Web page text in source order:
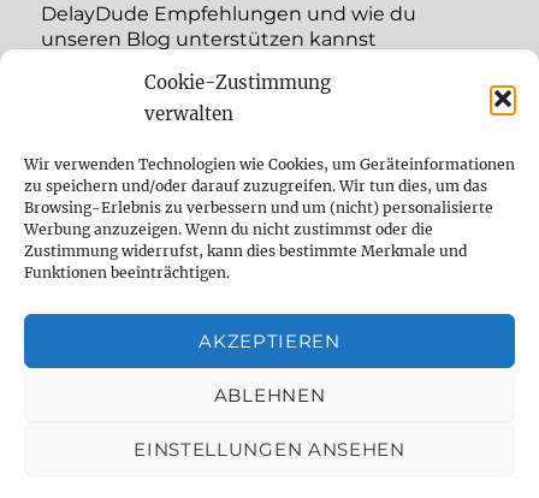
Cookie-Zustimmung
verwalten
Wir verwenden Technologien wie Cookies, um Geräteinformationen
zu speichern und/oder darauf zuzugreifen. Wir tun dies, um das
Browsing-Erlebnis zu verbessern und um (nicht) personalisierte
Werbung anzuzeigen. Wenn du nicht zustimmst oder die
Zustimmung widerrufst, kann dies bestimmte Merkmale und
Funktionen beeinträchtigen.
AKZEPTIEREN
ABLEHNEN
EINSTELLUNGEN ANSEHEN
DelayDude Empfehlungen und wie du
unseren Blog unterstützen kannst
expand
child
YouTube
Instagram
Feed
Cookie Policy (EU)